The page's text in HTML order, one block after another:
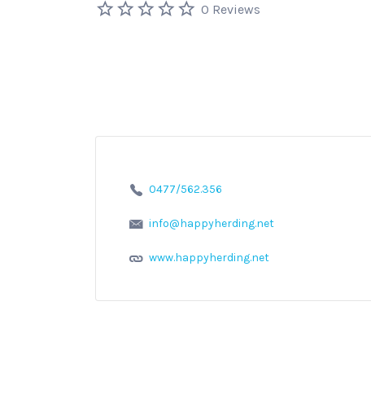
0 Reviews
0477/562.356
info@happyherding.net
www.happyherding.net